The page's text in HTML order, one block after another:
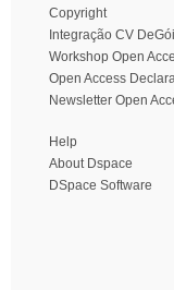
Copyright
Integração CV
Workshop Open
Open Access
Newsletter Open
Help
About Dspace
DSpace Software